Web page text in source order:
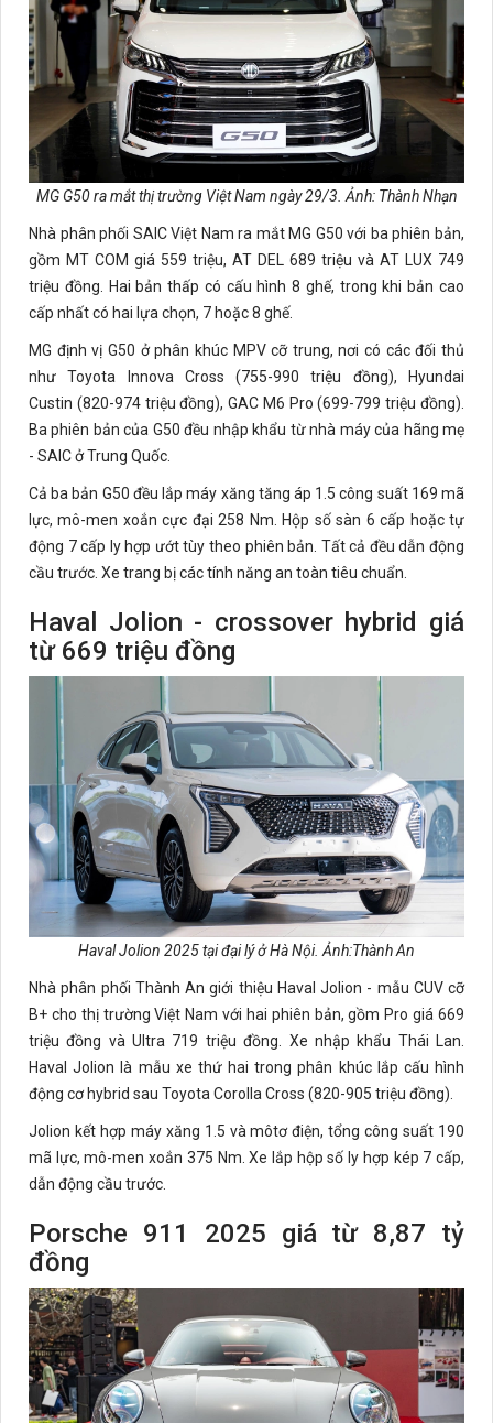
MG G50 ra mắt thị trường Việt Nam ngày 29/3. Ảnh: Thành Nhạn
Nhà phân phối SAIC Việt Nam ra mắt MG G50 với ba phiên bản,
gồm MT COM giá 559 triệu, AT DEL 689 triệu và AT LUX 749
triệu đồng. Hai bản thấp có cấu hình 8 ghế, trong khi bản cao
cấp nhất có hai lựa chọn, 7 hoặc 8 ghế.
MG định vị G50 ở phân khúc MPV cỡ trung, nơi có các đối thủ
như Toyota Innova Cross (755-990 triệu đồng), Hyundai
Custin (820-974 triệu đồng), GAC M6 Pro (699-799 triệu đồng).
Ba phiên bản của G50 đều nhập khẩu từ nhà máy của hãng mẹ
- SAIC ở Trung Quốc.
Cả ba bản G50 đều lắp máy xăng tăng áp 1.5 công suất 169 mã
lực, mô-men xoắn cực đại 258 Nm. Hộp số sàn 6 cấp hoặc tự
động 7 cấp ly hợp ướt tùy theo phiên bản. Tất cả đều dẫn động
cầu trước. Xe trang bị các tính năng an toàn tiêu chuẩn.
Haval Jolion - crossover hybrid giá
từ 669 triệu đồng
Haval Jolion 2025 tại đại lý ở Hà Nội. Ảnh:Thành An
Nhà phân phối Thành An giới thiệu Haval Jolion - mẫu CUV cỡ
B+ cho thị trường Việt Nam với hai phiên bản, gồm Pro giá 669
triệu đồng và Ultra 719 triệu đồng. Xe nhập khẩu Thái Lan.
Haval Jolion là mẫu xe thứ hai trong phân khúc lắp cấu hình
động cơ hybrid sau Toyota Corolla Cross (820-905 triệu đồng).
Jolion kết hợp máy xăng 1.5 và môtơ điện, tổng công suất 190
mã lực, mô-men xoắn 375 Nm. Xe lắp hộp số ly hợp kép 7 cấp,
dẫn động cầu trước.
Porsche 911 2025 giá từ 8,87 tỷ
đồng